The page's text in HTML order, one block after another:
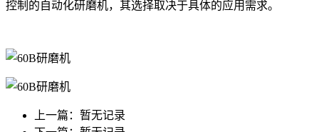
控制的自动化研磨机，其选择取决于具体的应用需求。
上一篇：暂无记录